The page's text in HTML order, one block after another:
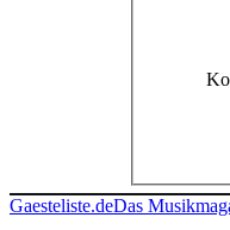
Gaesteliste.deDas